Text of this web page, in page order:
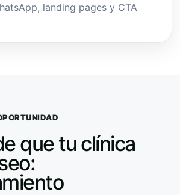
landing pages y CTA
que tu clínica